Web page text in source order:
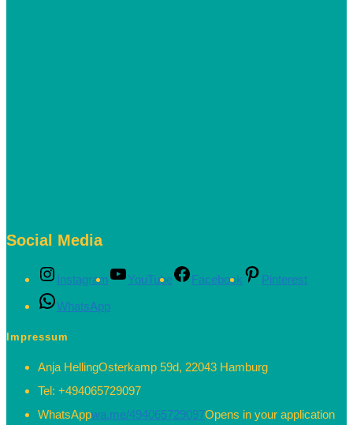
Social Media
Instagram YouTube Facebook
Pinterest
WhatsApp
Impressum
Anja HellingOsterkamp 59d, 22043 Hamburg
Tel: +494065729097
WhatsAppwa.me/494065729097Opens in your application